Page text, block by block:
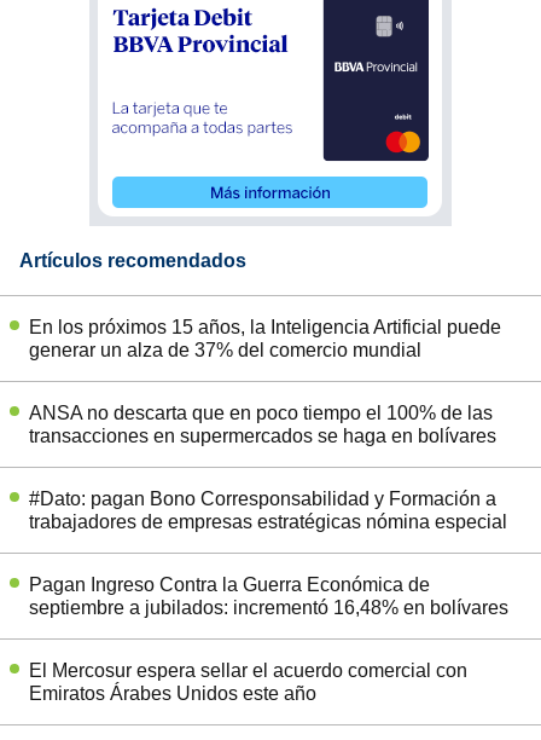
Artículos recomendados
En los próximos 15 años, la Inteligencia Artificial puede
generar un alza de 37% del comercio mundial
ANSA no descarta que en poco tiempo el 100% de las
transacciones en supermercados se haga en bolívares
#Dato: pagan Bono Corresponsabilidad y Formación a
trabajadores de empresas estratégicas nómina especial
Pagan Ingreso Contra la Guerra Económica de
septiembre a jubilados: incrementó 16,48% en bolívares
El Mercosur espera sellar el acuerdo comercial con
Emiratos Árabes Unidos este año